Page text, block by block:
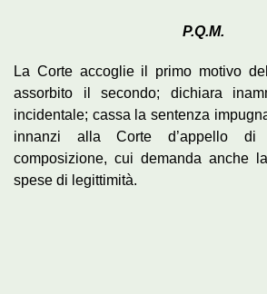
P.Q.M.
La Corte accoglie il primo motivo
assorbito il secondo; dichiara
incidentale; cassa la sentenza
innanzi alla Corte d’appello
composizione, cui demanda anche
spese di legittimità.